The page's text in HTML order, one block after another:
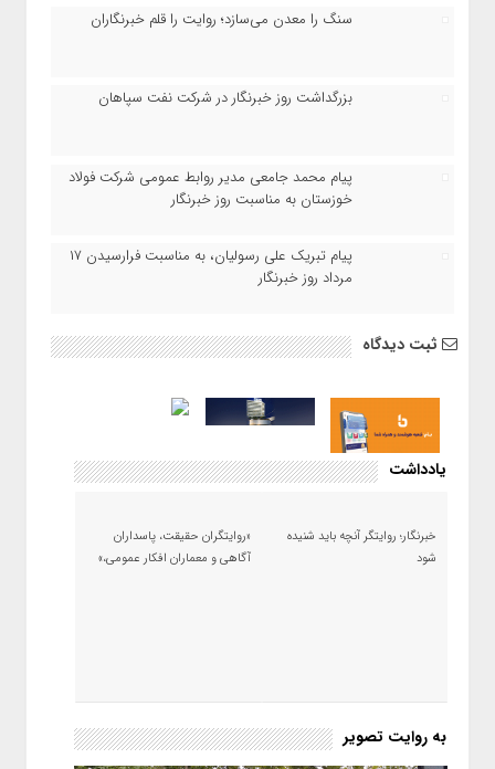
سنگ را معدن می‌سازد؛ روایت را قلم خبرنگاران
بزرگداشت روز خبرنگار در شرکت نفت سپاهان
پیام محمد جامعی مدیر روابط عمومی شرکت فولاد
خوزستان به مناسبت روز خبرنگار
پیام تبریک علی رسولیان، به مناسبت فرارسیدن ۱۷
مرداد روز خبرنگار
ثبت دیدگاه
یادداشت
خبرنگار؛ روایتگر آنچه باید شنیده
شود
«روایتگران حقیقت، پاسداران
آگاهی و معماران افکار عمومی،»
به روایت تصویر